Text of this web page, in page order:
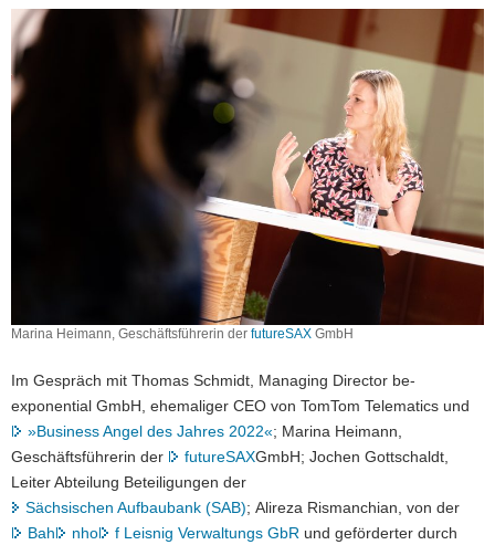
Marina Heimann, Geschäftsführerin der futureSAX GmbH
Im Gespräch mit Thomas Schmidt, Managing Director be-
exponential GmbH, ehemaliger CEO von TomTom Telematics und
»Business Angel des Jahres 2022«; Marina Heimann,
Geschäftsführerin der
futureSAXGmbH; Jochen Gottschaldt,
Leiter Abteilung Beteiligungen der
Sächsischen Aufbaubank (SAB); Alireza Rismanchian, von der
Bah
nho f Leisnig Verwaltungs GbR und geförderter durch